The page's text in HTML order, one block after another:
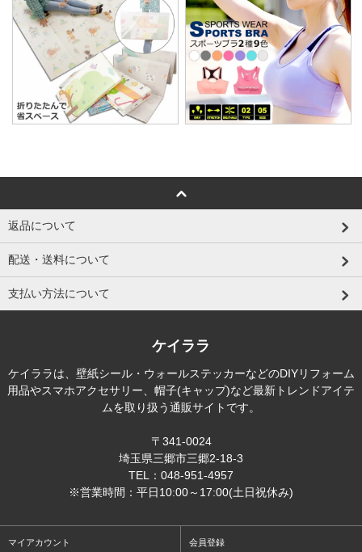
返品について
配送・送料について
支払い方法について
ケイララ
ケイララは、壁紙シール・ウォールステッカーなどのDIYリフォーム
用品やスマホアクセサリー、帽子(キャップ)など最新トレンドアイテ
ムを取り扱う通販サイトです。
〒341-0024
埼玉県三郷市三郷2-18-3
TEL：048-951-4957
※営業時間：平日10:00～17:00(土日祝休み)
マイアカウント 会員登録